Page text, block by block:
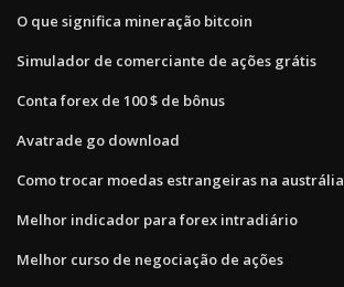
O que significa mineração bitcoin
Simulador de comerciante de ações grátis
Conta forex de 100 $ de bônus
Avatrade go download
Como trocar moedas estrangeiras na austrália
Melhor indicador para forex intradiário
Melhor curso de negociação de ações